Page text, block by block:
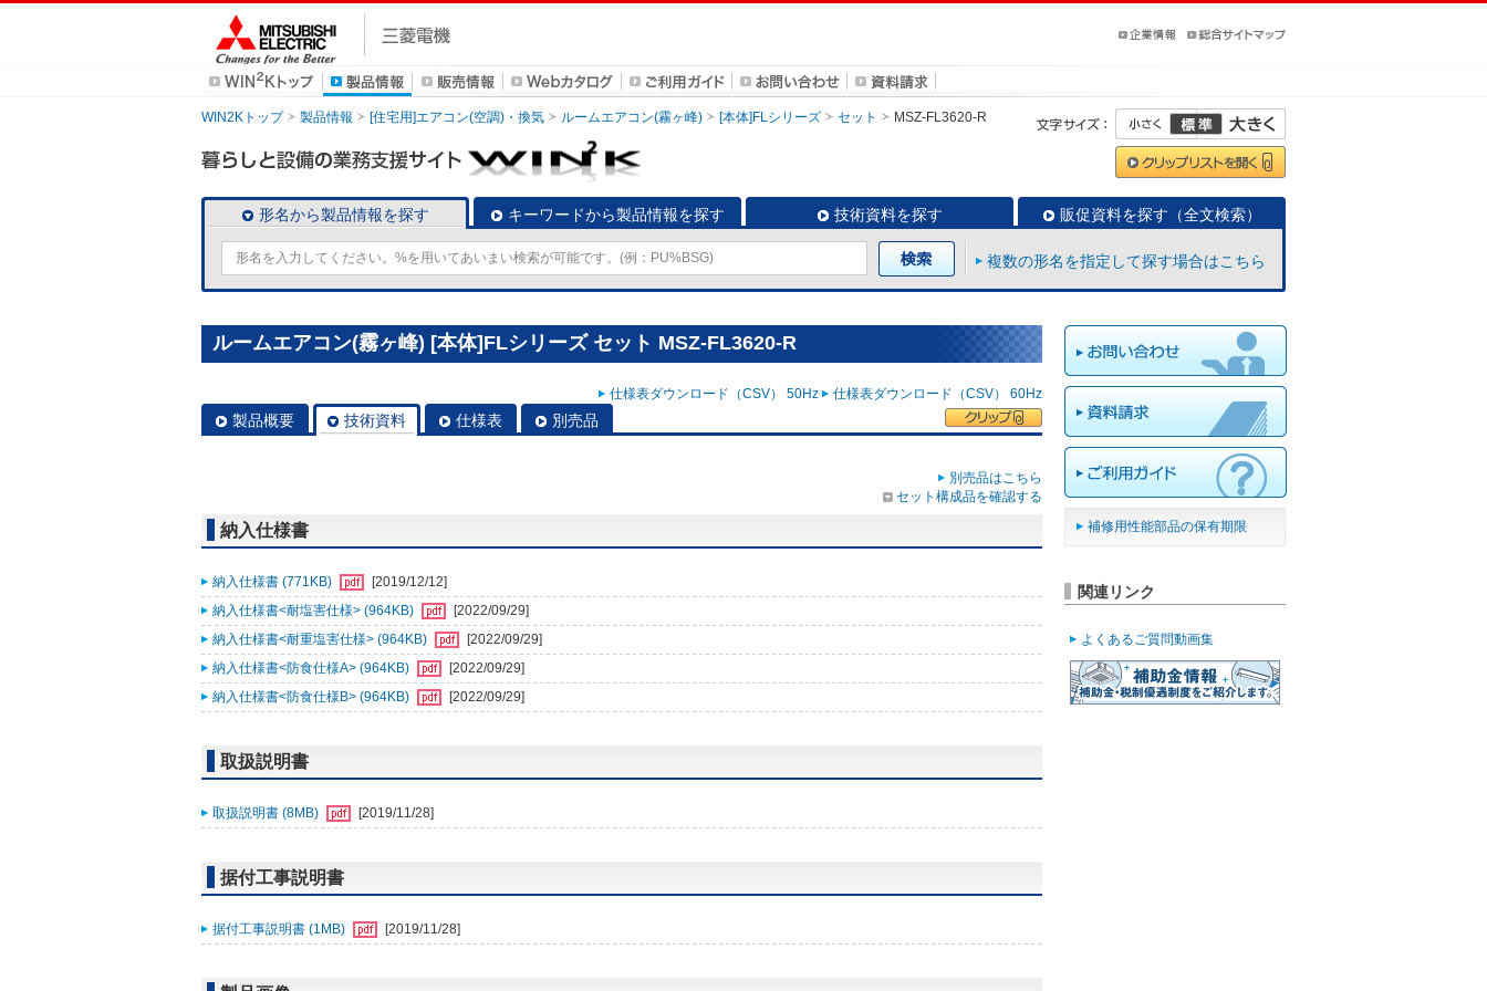
WIN2Kトップ 製品情報 [住宅用]エアコン(空調)・換気 ルームエアコン(霧ヶ峰) [本体]FLシリーズ セット MSZ-FL3620-R
形名から製品情報を探す キーワードから製品情報を探す 技術資料を探す 販促資料を探す（全文検索）
複数の形名を指定して探す場合はこちら
ルームエアコン(霧ヶ峰) [本体]FLシリーズ セット MSZ-FL3620-R
仕様表ダウンロード（CSV） 50Hz 仕様表ダウンロード（CSV） 60Hz
製品概要 技術資料 仕様表 別売品
別売品はこちら
セット構成品を確認する
納入仕様書
納入仕様書 (771KB)
[2019/12/12]
納入仕様書<耐塩害仕様> (964KB)
[2022/09/29]
納入仕様書<耐重塩害仕様> (964KB)
[2022/09/29]
納入仕様書<防食仕様A> (964KB)
[2022/09/29]
納入仕様書<防食仕様B> (964KB)
[2022/09/29]
取扱説明書
取扱説明書 (8MB) [2019/11/28]
据付工事説明書
据付工事説明書 (1MB) [2019/11/28]
補修用性能部品の保有期限
関連リンク
よくあるご質問動画集